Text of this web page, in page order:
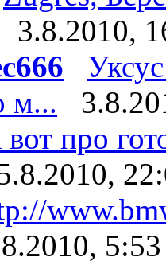
3.8.2010,
м...
про
5:53